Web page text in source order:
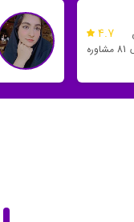
4.7
81 مشاوره